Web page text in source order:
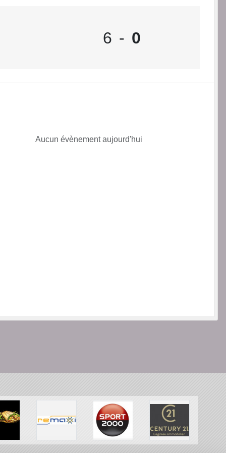
6 - 0
Aucun évènement aujourd'hui